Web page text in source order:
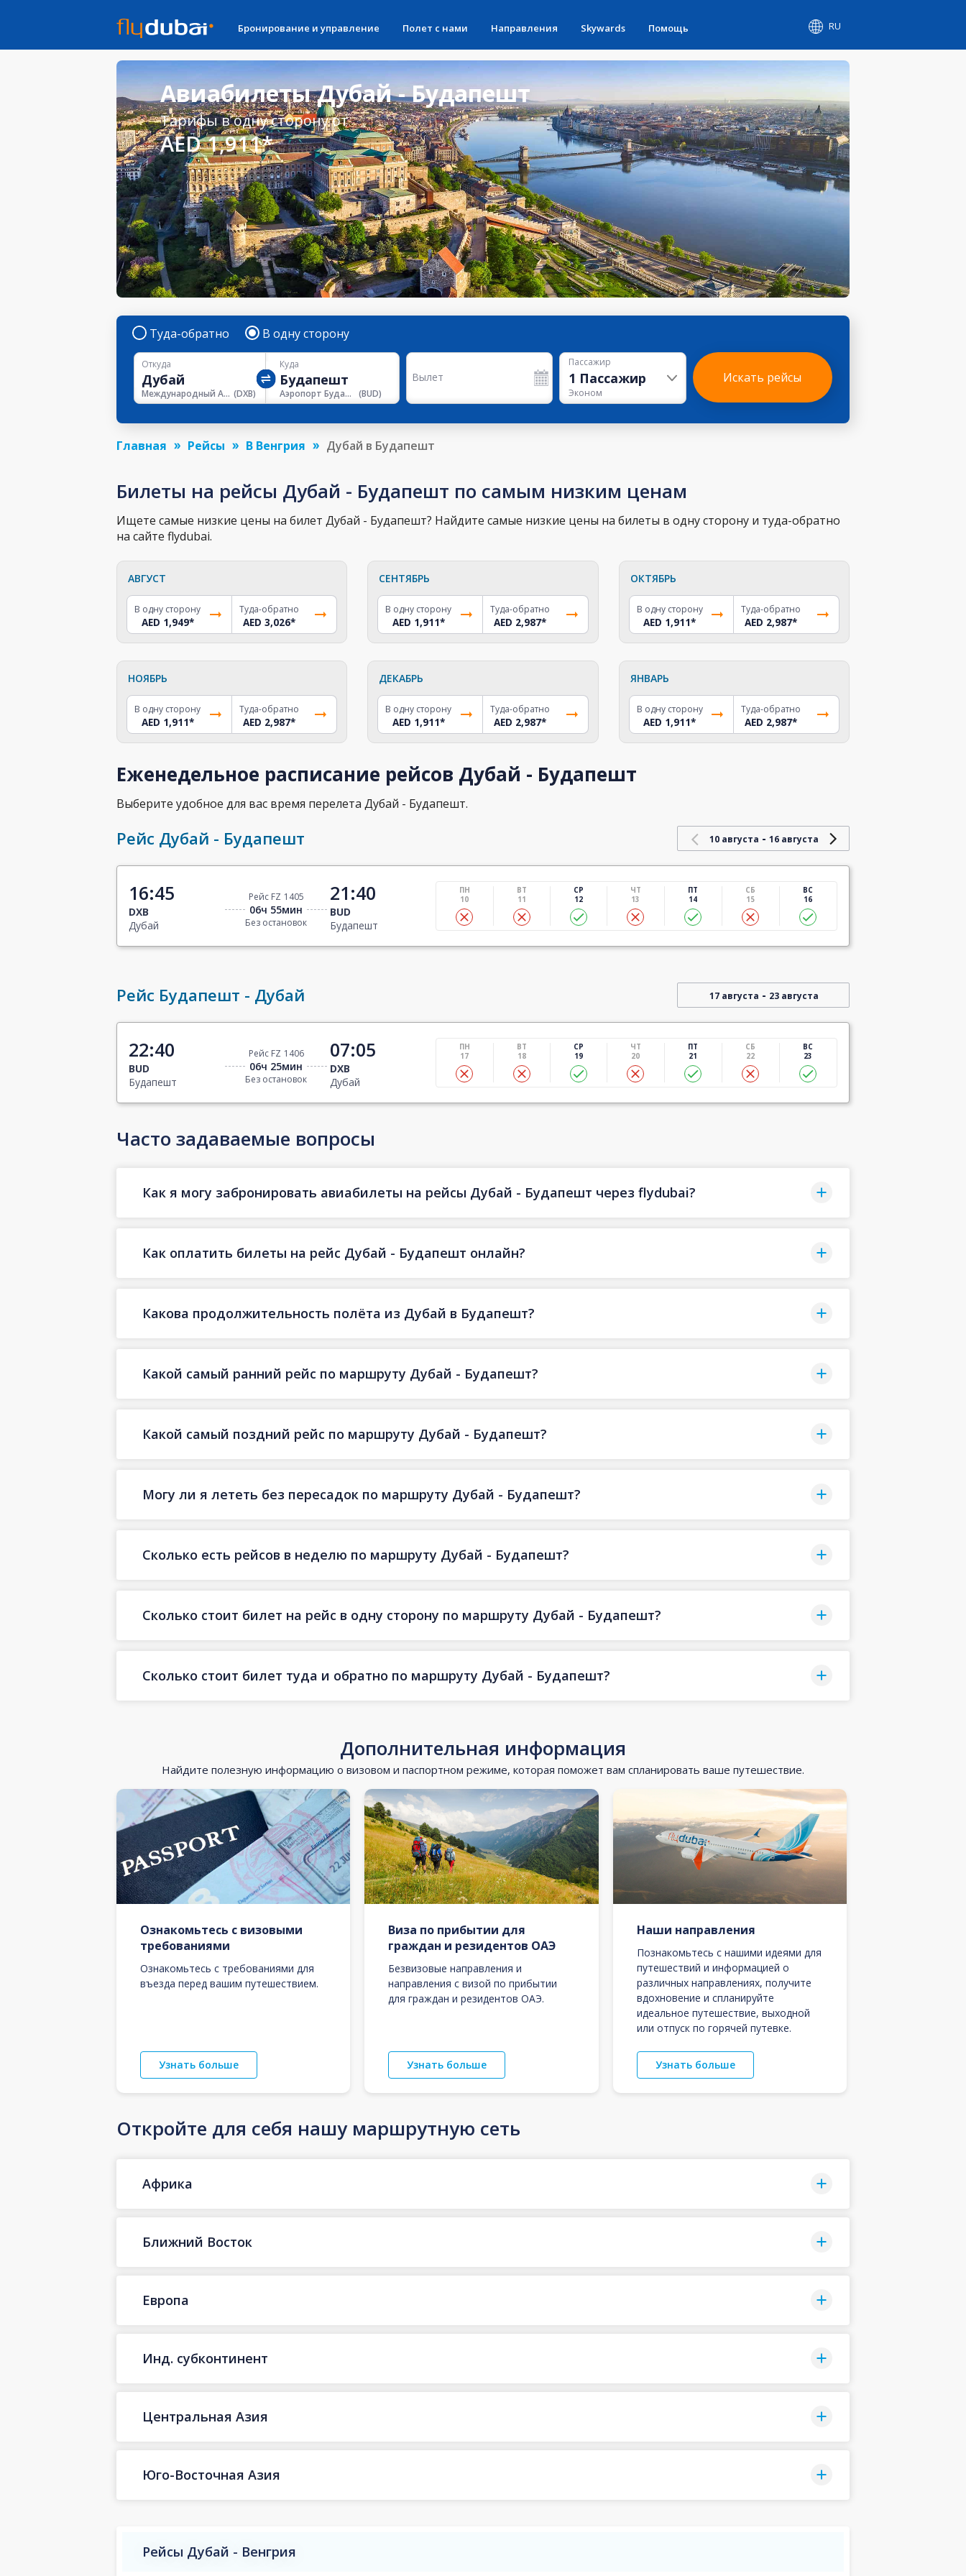
Бронирование и управление Полет с нами Направления Skywards Помощь RU
Авиабилеты Дубай - Будапешт
Тарифы в одну сторону от
AED 1,911*
Туда-обратно В одну сторону
Откуда
Международный Аэропорт Дубая (DXB)
Куда
Аэропорт Будапешта (BUD)
Вылет
Пассажир
1 Пассажир
Эконом
Искать рейсы
Главная Рейсы В Венгрия Дубай в Будапешт
Билеты на рейсы Дубай - Будапешт по самым низким ценам
Ищете самые низкие цены на билет Дубай - Будапешт? Найдите самые низкие цены на билеты в одну сторону и туда-обратно
на сайте flydubai.
АВГУСТ
В одну сторону
AED 1,949*
Туда-обратно
AED 3,026*
СЕНТЯБРЬ
В одну сторону
AED 1,911*
Туда-обратно
AED 2,987*
ОКТЯБРЬ
В одну сторону
AED 1,911*
Туда-обратно
AED 2,987*
НОЯБРЬ
В одну сторону
AED 1,911*
Туда-обратно
AED 2,987*
ДЕКАБРЬ
В одну сторону
AED 1,911*
Туда-обратно
AED 2,987*
ЯНВАРЬ
В одну сторону
AED 1,911*
Туда-обратно
AED 2,987*
Еженедельное расписание рейсов Дубай - Будапешт
Выберите удобное для вас время перелета Дубай - Будапешт.
Рейс Дубай - Будапешт 10 августа - 16 августа
16:45
DXB
Дубай
Рейс FZ 1405
06ч 55мин
Без остановок
21:40
BUD
Будапешт
ПН
10
ВТ
11
СР
12
ЧТ
13
ПТ
14
СБ
15
ВС
16
Рейс Будапешт - Дубай 17 августа - 23 августа
22:40
BUD
Будапешт
Рейс FZ 1406
06ч 25мин
Без остановок
07:05
DXB
Дубай
ПН
17
ВТ
18
СР
19
ЧТ
20
ПТ
21
СБ
22
ВС
23
Часто задаваемые вопросы
Как я могу забронировать авиабилеты на рейсы Дубай - Будапешт через flydubai?
Как оплатить билеты на рейс Дубай - Будапешт онлайн?
Какова продолжительность полёта из Дубай в Будапешт?
Какой самый ранний рейс по маршруту Дубай - Будапешт?
Какой самый поздний рейс по маршруту Дубай - Будапешт?
Могу ли я лететь без пересадок по маршруту Дубай - Будапешт?
Сколько есть рейсов в неделю по маршруту Дубай - Будапешт?
Сколько стоит билет на рейс в одну сторону по маршруту Дубай - Будапешт?
Сколько стоит билет туда и обратно по маршруту Дубай - Будапешт?
Дополнительная информация
Найдите полезную информацию о визовом и паспортном режиме, которая поможет вам спланировать ваше путешествие.
Ознакомьтесь с визовыми
требованиями
Ознакомьтесь с требованиями для
въезда перед вашим путешествием.
Узнать больше
Виза по прибытии для
граждан и резидентов ОАЭ
Безвизовые направления и
направления с визой по прибытии
для граждан и резидентов ОАЭ.
Узнать больше
Наши направления
Познакомьтесь с нашими идеями для
путешествий и информацией о
различных направлениях, получите
вдохновение и спланируйте
идеальное путешествие, выходной
или отпуск по горячей путевке.
Узнать больше
Откройте для себя нашу маршрутную сеть
Африка
Ближний Восток
Европа
Инд. субконтинент
Центральная Азия
Юго-Восточная Азия
Рейсы Дубай - Венгрия